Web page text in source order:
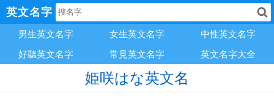
英文名字
男生英文名字 女生英文名字
中性英文名字
好聽英文名字
常見英文名字 英文名字大全
姫咲はな英文名